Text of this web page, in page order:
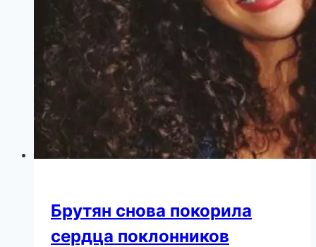
Брутян снова покорила
сердца поклонников